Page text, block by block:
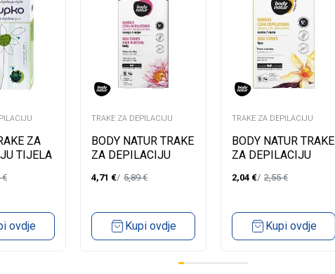
ZA
TIJELA
€
ovdje
TRAKE ZA DEPILACIJU
BODY NATUR TRAKE
ZA DEPILACIJU
OSJETLJIVU KOŽU
4,71 € 5,89€
Kupi ovdje
TRAKE ZA DEPILACIJU
BODY NATUR TRAKE
ZA DEPILACIJU
HYPOALLERGENICS
2,04 € 2,55€
Kupi ovdje